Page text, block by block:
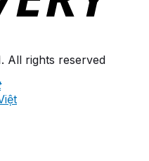
All rights reserved